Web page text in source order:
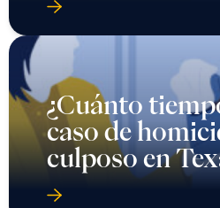
¿Cuánto
caso de
culposo en